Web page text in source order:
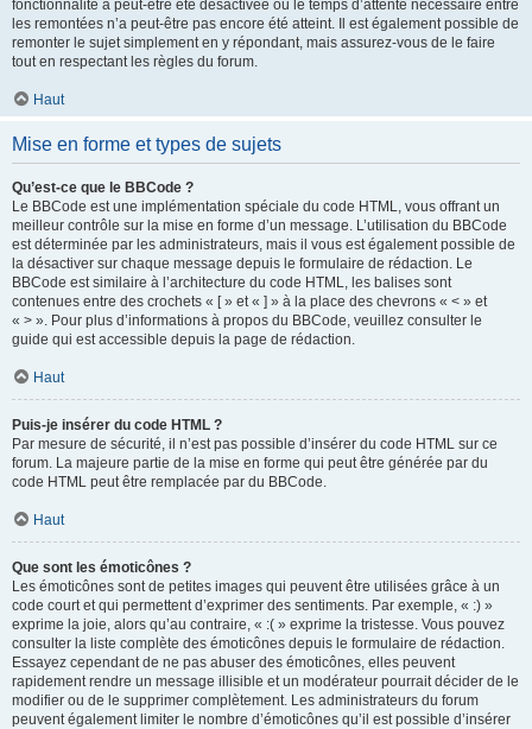
fonctionnalité a peut-être été désactivée ou le temps d’attente nécessaire entre
les remontées n’a peut-être pas encore été atteint. Il est également possible de
remonter le sujet simplement en y répondant, mais assurez-vous de le faire
tout en respectant les règles du forum.
Haut
Mise en forme et types de sujets
Qu’est-ce que le BBCode ?
Le BBCode est une implémentation spéciale du code HTML, vous offrant un
meilleur contrôle sur la mise en forme d’un message. L’utilisation du BBCode
est déterminée par les administrateurs, mais il vous est également possible de
la désactiver sur chaque message depuis le formulaire de rédaction. Le
BBCode est similaire à l’architecture du code HTML, les balises sont
contenues entre des crochets « [ » et « ] » à la place des chevrons « < » et
« > ». Pour plus d’informations à propos du BBCode, veuillez consulter le
guide qui est accessible depuis la page de rédaction.
Haut
Puis-je insérer du code HTML ?
Par mesure de sécurité, il n’est pas possible d’insérer du code HTML sur ce
forum. La majeure partie de la mise en forme qui peut être générée par du
code HTML peut être remplacée par du BBCode.
Haut
Que sont les émoticônes ?
Les émoticônes sont de petites images qui peuvent être utilisées grâce à un
code court et qui permettent d’exprimer des sentiments. Par exemple, « :) »
exprime la joie, alors qu’au contraire, « :( » exprime la tristesse. Vous pouvez
consulter la liste complète des émoticônes depuis le formulaire de rédaction.
Essayez cependant de ne pas abuser des émoticônes, elles peuvent
rapidement rendre un message illisible et un modérateur pourrait décider de le
modifier ou de le supprimer complètement. Les administrateurs du forum
peuvent également limiter le nombre d’émoticônes qu’il est possible d’insérer